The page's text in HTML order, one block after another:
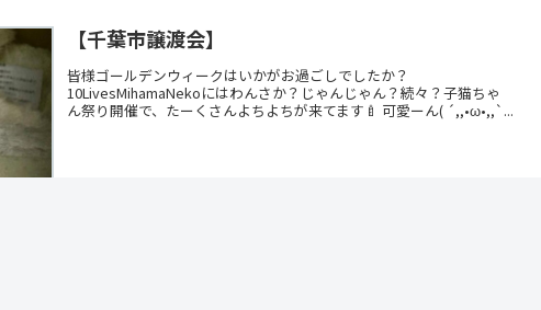
【千葉市譲渡会】
皆様ゴールデンウィークはいかがお過ごしでしたか？
10LivesMihamaNekoにはわんさか？じゃんじゃん？続々？子猫ちゃ
ん祭り開催で、たーくさんよちよちが来てます🍼 可愛ーん( ´,,•ω•,,`...